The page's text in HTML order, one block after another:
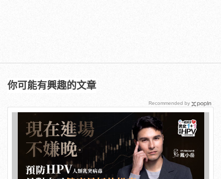
你可能有興趣的文章
Recommended by